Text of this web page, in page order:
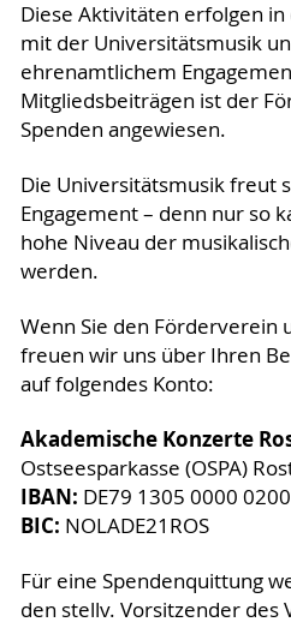
Diese Aktivitäten erfolgen
mit der Universitätsmusik
ehrenamtlichem
Mitgliedsbeiträgen ist der
Spenden angewiesen.
Die Universitätsmusik freut
Engagement – denn nur so
hohe Niveau der
werden.
Wenn Sie den Förderverein
freuen wir uns über Ihren
auf folgendes Konto:
Akademische Konzerte
Ostseesparkasse (OSPA)
IBAN: DE79 1305 0000
BIC: NOLADE21ROS
Für eine Spendenquittung
den stellv. Vorsitzender des